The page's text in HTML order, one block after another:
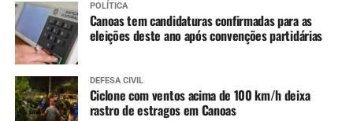
POLÍTICA
Canoas tem candidaturas confirmadas para as
eleições deste ano após convenções partidárias
DEFESA CIVIL
Ciclone com ventos acima de 100 km/h deixa
rastro de estragos em Canoas